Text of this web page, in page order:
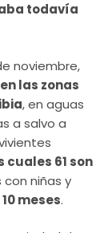
todavía
noviembre,
las zonas
, en aguas
a salvo a
cuales 61 son
con niñas y
meses.